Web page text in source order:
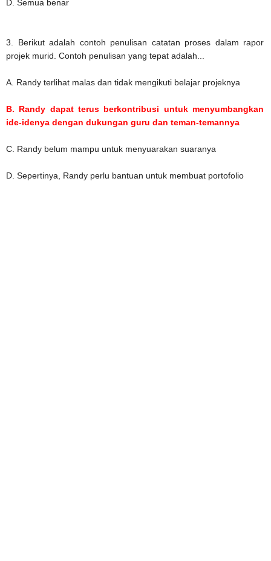
D. Semua benar
3. Berikut adalah contoh penulisan catatan proses dalam rapor
projek murid. Contoh penulisan yang tepat adalah...
A. Randy terlihat malas dan tidak mengikuti belajar projeknya
B. Randy dapat terus berkontribusi untuk menyumbangkan
ide-idenya dengan dukungan guru dan teman-temannya
C. Randy belum mampu untuk menyuarakan suaranya
D. Sepertinya, Randy perlu bantuan untuk membuat portofolio